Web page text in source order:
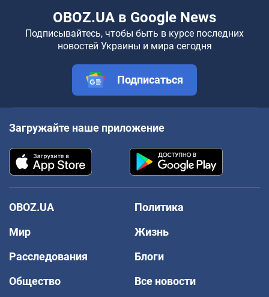
OBOZ.UA в Google News
Подписывайтесь, чтобы быть в курсе последних
новостей Украины и мира сегодня
Подписаться
Загружайте наше приложение
OBOZ.UA
Политика
Мир
Жизнь
Расследования
Блоги
Общество
Все новости